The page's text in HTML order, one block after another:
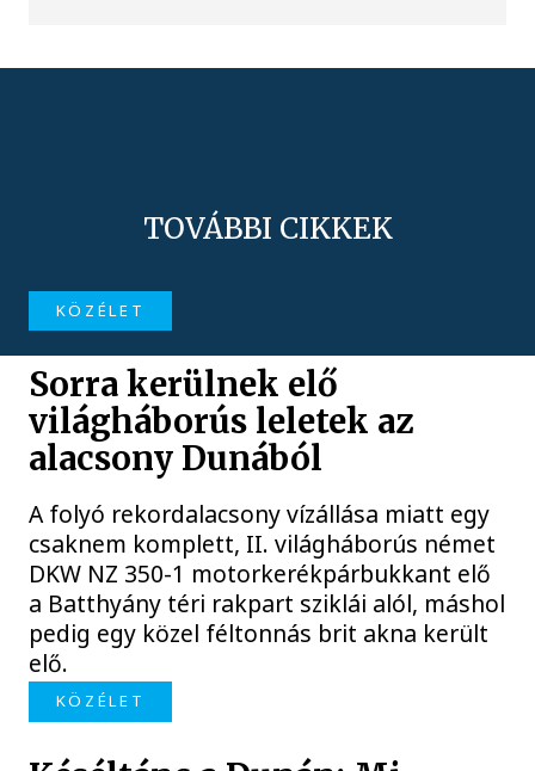
TOVÁBBI CIKKEK
KÖZÉLET
Sorra kerülnek elő
világháborús leletek az
alacsony Dunából
A folyó rekordalacsony vízállása miatt egy
csaknem komplett, II. világháborús német
DKW NZ 350-1 motorkerékpárbukkant elő
a Batthyány téri rakpart sziklái alól, máshol
pedig egy közel féltonnás brit akna került
elő.
KÖZÉLET